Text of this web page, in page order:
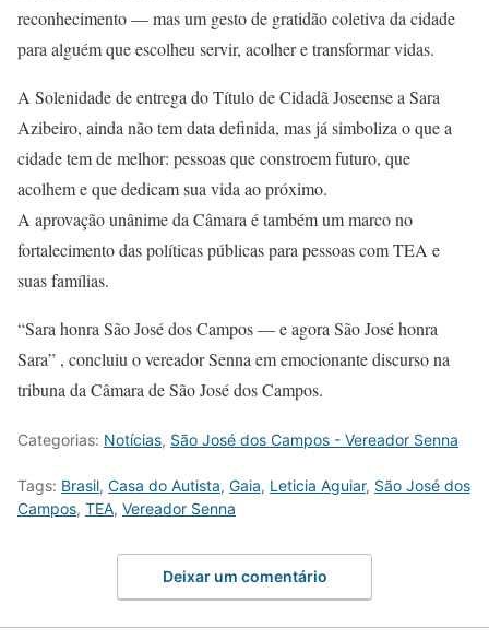
reconhecimento — mas um gesto de gratidão coletiva da cidade
para alguém que escolheu servir, acolher e transformar vidas.
A Solenidade de entrega do Título de Cidadã Joseense a Sara
Azibeiro, ainda não tem data definida, mas já simboliza o que a
cidade tem de melhor: pessoas que constroem futuro, que
acolhem e que dedicam sua vida ao próximo.
A aprovação unânime da Câmara é também um marco no
fortalecimento das políticas públicas para pessoas com TEA e
suas famílias.
“Sara honra São José dos Campos — e agora São José honra
Sara” , concluiu o vereador Senna em emocionante discurso na
tribuna da Câmara de São José dos Campos.
Categorias: Notícias, São José dos Campos - Vereador Senna
Tags: Brasil, Casa do Autista, Gaia, Leticia Aguiar, São José dos
Campos, TEA, Vereador Senna
Deixar um comentário